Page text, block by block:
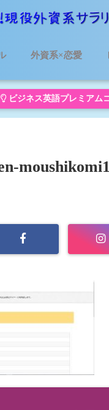
外資系×恋愛
ビジネス英語プレミアム